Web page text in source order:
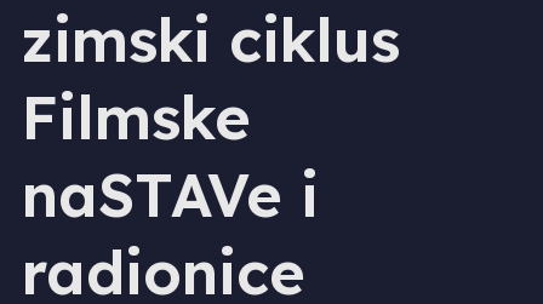
zimski ciklus
Filmske
naSTAVe i
radionice